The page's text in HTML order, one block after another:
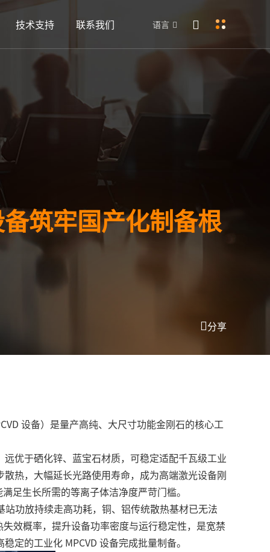
技术支持 联系我们 语言
筑牢国产化制备根
分享
设备） 是量产高纯、大尺寸功能金刚石的核心工
优于硒化锌、蓝宝石材质，可稳定适配千瓦级工业
热，大幅延长光路使用寿命，成为高端激光设备刚
足生长所需的等离子体洁净度严苛门槛。
功放持续走高功耗，铜、铝传统散热基材已无法
效概率，提升设备功率密度与运行稳定性，是宽禁
定的工业化 MPCVD 设备完成批量制备。